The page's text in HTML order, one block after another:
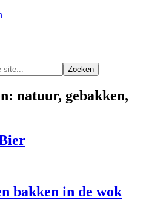
natuur, gebakken,
bakken in de wok